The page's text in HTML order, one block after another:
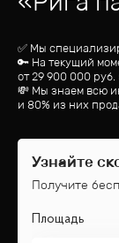
✅ Мы
🔑 На текущий
от29 900 000 руб.
💸 Мы знаем всю
и 80% из них
Узнайте
Получите
Площадь